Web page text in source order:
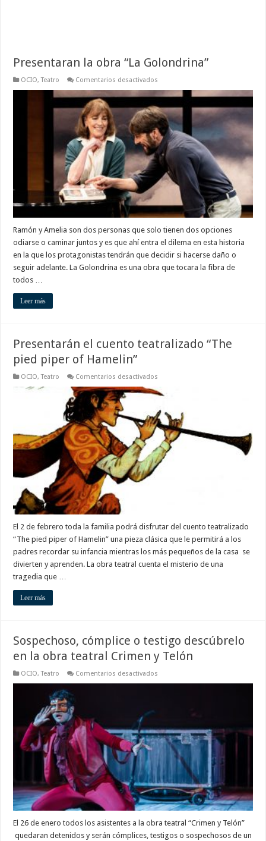
Presentaran la obra “La Golondrina”
OCIO,Teatro Comentarios desactivados
la
“La
Golondrina”
Ramón y Amelia son dos personas que solo tienen dos opciones
odiarse o caminar juntos y es que ahí entra el dilema en esta historia
en la que los protagonistas tendrán que decidir si hacerse daño o
seguir adelante. La Golondrina es una obra que tocara la fibra de
todos …
Leer más
Presentarán el cuento teatralizado “The
pied piper of Hamelin”
OCIO,Teatro Comentarios desactivados
el
“The
pied
piper
Hamelin”
El 2 de febrero toda la familia podrá disfrutar del cuento teatralizado
“The pied piper of Hamelin” una pieza clásica que le permitirá a los
padres recordar su infancia mientras los más pequeños de la casa se
divierten y aprenden. La obra teatral cuenta el misterio de una
tragedia que …
Leer más
Sospechoso, cómplice o testigo descúbrelo
en la obra teatral Crimen y Telón
OCIO,Teatro Comentarios desactivados
la
obra
teatral
Crimen
y
Telón
El 26 de enero todos los asistentes a la obra teatral “Crimen y Telón”
quedaran detenidos y serán cómplices, testigos o sospechosos de un